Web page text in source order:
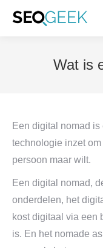
Wat is
Een digital nomad
technologie inzet
persoon maar wilt.
Een digital nomad,
onderdelen, het
kost digitaal via een
is. En het nomade